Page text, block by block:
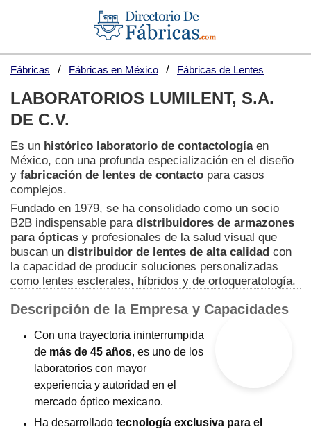
Fábricas Fábricas en México Fábricas de Lentes
LABORATORIOS LUMILENT, S.A.
DE C.V.
Es un histórico laboratorio de contactologíaen
México, con una profunda especialización en el diseño
y fabricación de lentes de contacto para casos
complejos.
Fundado en 1979, se ha consolidado como un socio
B2B indispensable para distribuidores de armazones
para ópticas y profesionales de la salud visual que
buscan un distribuidor de lentes de alta calidad con
la capacidad de producir soluciones personalizadas
como lentes esclerales, híbridos y de ortoqueratología.
Descripción de la Empresa y Capacidades
Con una trayectoria ininterrumpida
de más de 45 años, es uno de los
laboratorios con mayor
experiencia y autoridad en el
mercado óptico mexicano.
Ha desarrollado tecnología exclusiva para el